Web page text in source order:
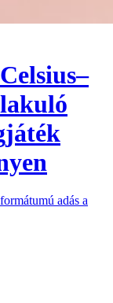
adás a